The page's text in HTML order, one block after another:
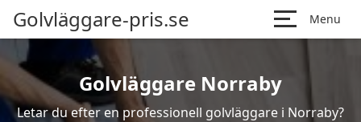
Golvläggare-pris.se Menu
Golvläggare Norraby
Letar du efter en professionell golvläggare i Norraby?